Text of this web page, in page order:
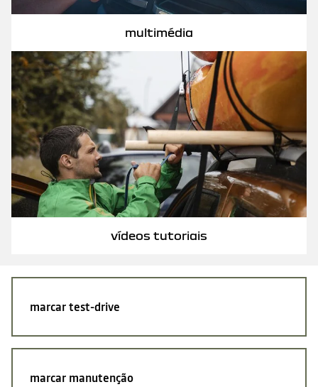
multimédia
vídeos tutoriais
marcartest-drive
marcar manutenção